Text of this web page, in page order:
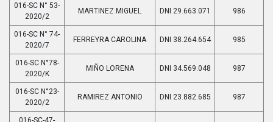
016-SC N° 53-
2020/2
MARTINEZ MIGUEL DNI 29.663.071 986
016-SC N° 74-
2020/7
FERREYRA CAROLINA DNI 38.264.654 985
016-SC N°78-
2020/K
MIÑO LORENA DNI 34.569.048 987
016-SC N°23-
2020/2
RAMIREZ ANTONIO DNI 23.882.685 987
016-SC-47-